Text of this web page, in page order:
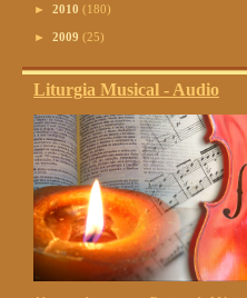
► 2010 (180)
► 2009 (25)
Liturgia Musical - Audio